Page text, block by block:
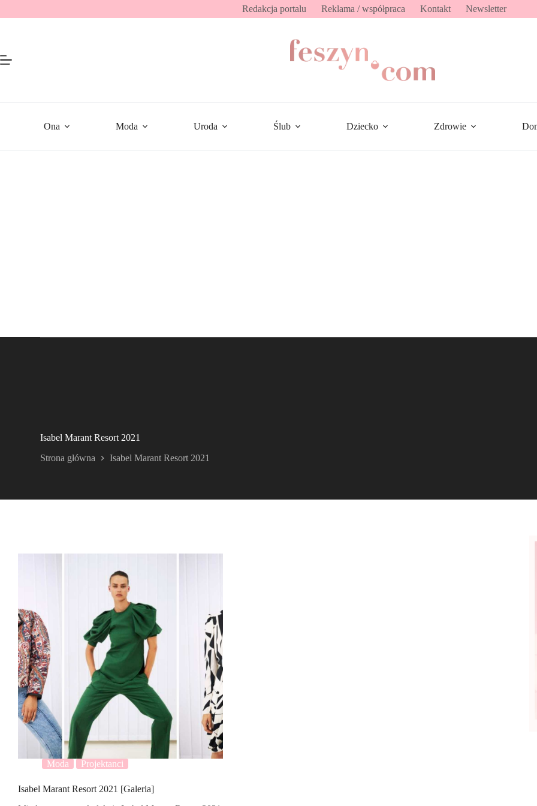
Redakcja portalu Reklama / współpraca Kontakt Newsletter
Ona Moda Uroda Ślub Dziecko Zdrowie
Isabel Marant Resort 2021
Strona główna Isabel Marant Resort 2021
Moda Projektanci
Isabel Marant Resort 2021 [Galeria]